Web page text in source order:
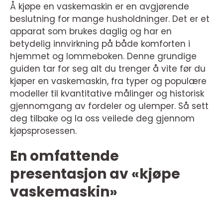
Å kjøpe en vaskemaskin er en avgjørende
beslutning for mange husholdninger. Det er et
apparat som brukes daglig og har en
betydelig innvirkning på både komforten i
hjemmet og lommeboken. Denne grundige
guiden tar for seg alt du trenger å vite før du
kjøper en vaskemaskin, fra typer og populære
modeller til kvantitative målinger og historisk
gjennomgang av fordeler og ulemper. Så sett
deg tilbake og la oss veilede deg gjennom
kjøpsprosessen.
En omfattende
presentasjon av «kjøpe
vaskemaskin»